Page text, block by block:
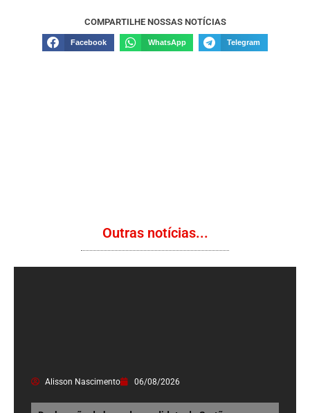
COMPARTILHE NOSSAS NOTÍCIAS
Facebook WhatsApp Telegram
Outras notícias...
Alisson Nascimento 06/08/2026